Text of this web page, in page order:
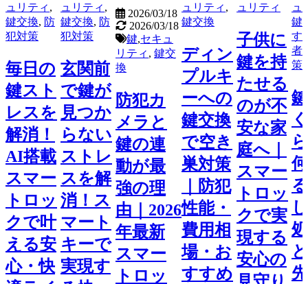
ュリティ ,
鍵交換, 防
犯対策
毎日の
鍵スト
レスを
解消！
AI搭載
スマー
トロッ
クで叶
える安
心・快
ュリティ ,
鍵交換, 防
犯対策
玄関前
で鍵が
見つか
らない
ストレ
スを解
消！ス
マート
キーで
実現す
2026/03/18
2026/03/18
鍵,セキュ
リティ , 鍵交
換
防犯カ
メラと
鍵の連
動が最
強の理
由｜2026
年最新
スマー
トロッ
ュリティ ,
鍵交換
ディン
プルキ
ーへの
鍵交換
で空き
巣対策
｜防犯
性能・
費用相
場・お
すすめ
ュリティ
子供に
鍵を持
たせる
のが不
安な家
庭へ｜
スマー
トロッ
クで実
現する
安心の
ュ
鍵
す
者
策